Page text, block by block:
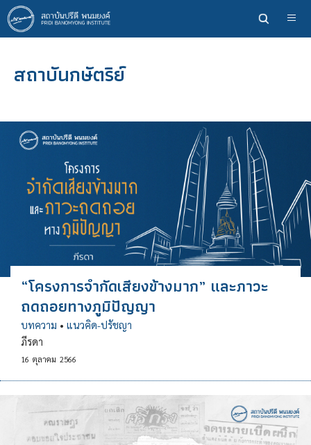
ข้าม
ไป
ยัง
หลักสถาบันกษัตริย์
“โครงการจำกัดเสียงข้างมาก” และภาวะ
ถดถอยทางภูมิปัญญา
บทความ • แนวคิด-ปรัชญา
ภีรดา
16 ตุลาคม 2566